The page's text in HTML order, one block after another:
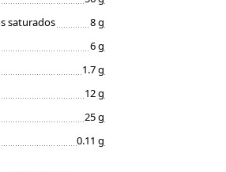
saturados
8 g
6 g
1.7 g
12 g
25 g
0.11 g